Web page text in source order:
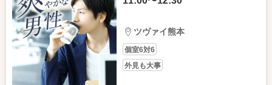
ツヴァイ熊本
個室6対6
外見も大事